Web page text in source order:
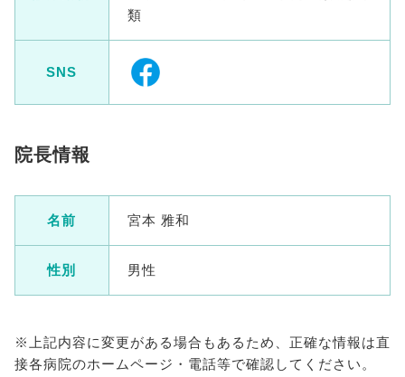
類
SNS
院長情報
名前 宮本 雅和
性別 男性
※上記内容に変更がある場合もあるため、正確な情報は直
接各病院のホームページ・電話等で確認してください。